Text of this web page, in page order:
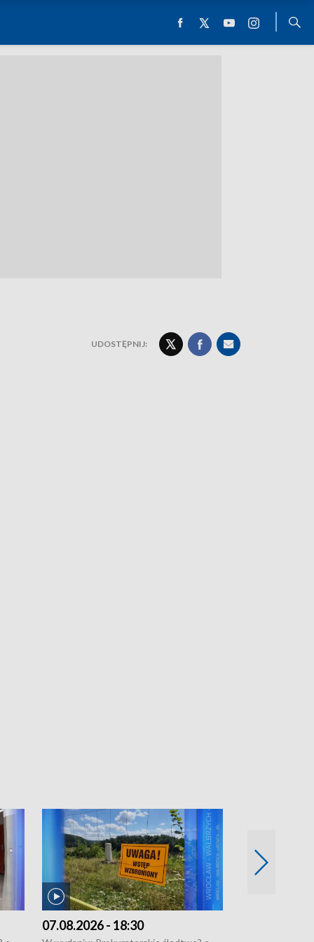
UDOSTĘPNIJ:
07.08.2026 - 18:30